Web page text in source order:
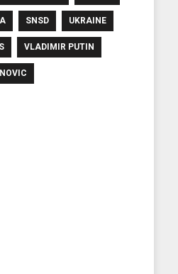
SNSD UKRAINE
VLADIMIR PUTIN